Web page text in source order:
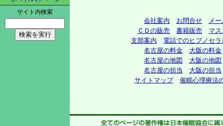
サイト内検索
会社案内 お問合せ
メ
ＣＤの販売
書籍販売
マ
支部案内
電話でのヒプノセラ
名古屋の料金
大阪の料金
名古屋の地図
大阪の地図
名古屋の担当
大阪の担当
サイトマップ
催眠心理療法